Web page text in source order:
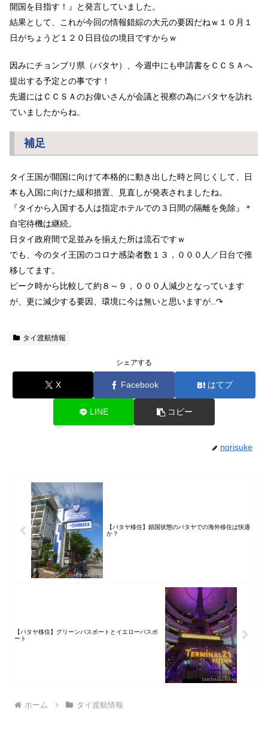
開国を目指す！』と発言していました。
結果として、これが今回の情報錯綜の大元の要因だねｗ１０月１
日がちょうど１２０日目位の境目ですからｗ
因みにチョンブリ県（パタヤ）、今週中にも申請書をＣＣＳＡへ
提出する予定との事です！
先週にはＣＣＳＡのお偉いさんが会議と視察の為にパタヤを訪れ
ていましたからね。
補足
タイ王国が開国に向けて本格的に動き出した時と同じくして、日
本も入国に向けた緩和措置、見直しが発表されましたね。
『タイから入国する人は指定ホテルでの３日間の隔離を免除』＊
自宅待機は継続。
日タイ政府間で足並みを揃えた所は流石ですｗ
でも、今のタイ王国のコロナ感染者数１３，０００人／日台で推
移してます。
ピーク時から比較して約８～９，０００人減少となっています
が、更に減少する要因、環境に今は無いと思いますが…↷
タイ渡航情報
シェアする
X Facebook はてブ
LINE コピー
norisuke
【パタヤ移住】鎖国状態のパタヤでの海外移住は快適
か？
【パタヤ移住】グリーンパスポートとイエローパスポ
ート
ホーム タイ渡航情報